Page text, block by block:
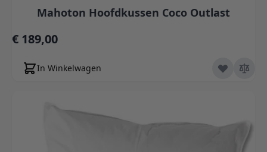
Mahoton Hoofdkussen Coco Outlast
€ 189,00
In Winkelwagen